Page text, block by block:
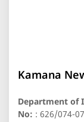
Kamana
Department of
No: : 626/074-